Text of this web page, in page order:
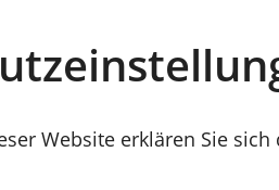
Website erklären Sie